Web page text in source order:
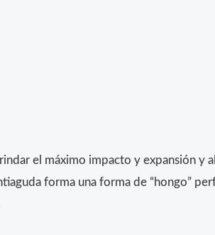
el máximo impacto y expansión y
forma una forma de “hongo”